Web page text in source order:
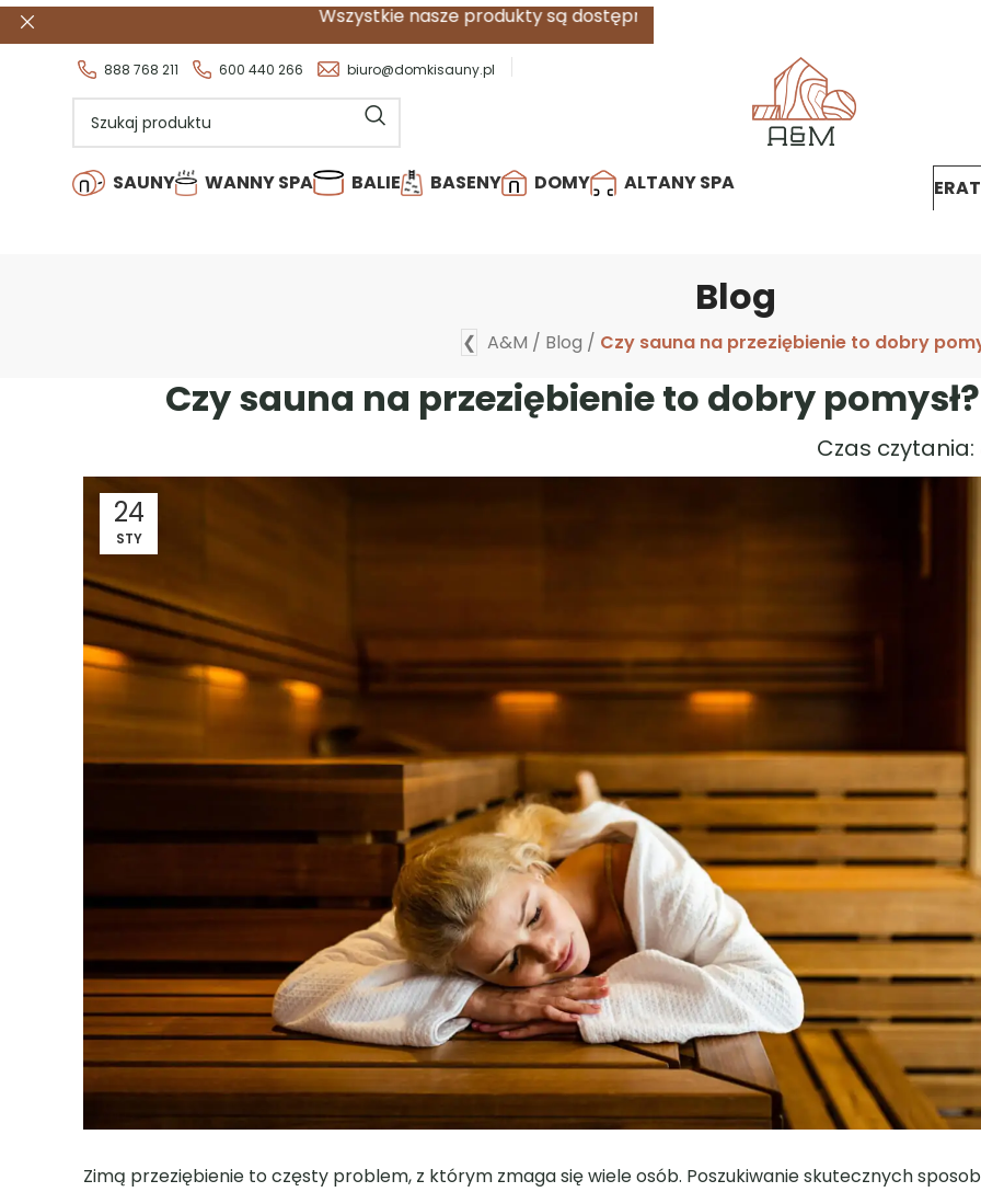
888 768 211 600 440 266 biuro@domkisauny.pl
SAUNY WANNY SPA BALIE BASENY DOMY ALTANY SPA
Blog
❮ A&M / Blog / Czy sauna na przeziębienie to dobry
Czy sauna na przeziębienie to dobry pomysł?
Czas czytania:
24
STY
Zimą przeziębienie to częsty problem, z którym zmaga się wiele osób. Poszukiwanie skutecznych
Wszystkie nasze produkty są dostępne wratach0%.Dowiedz się więcej